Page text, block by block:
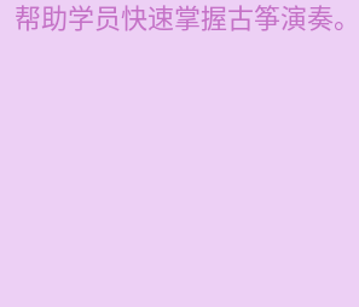
助学员快速掌握古筝演奏。